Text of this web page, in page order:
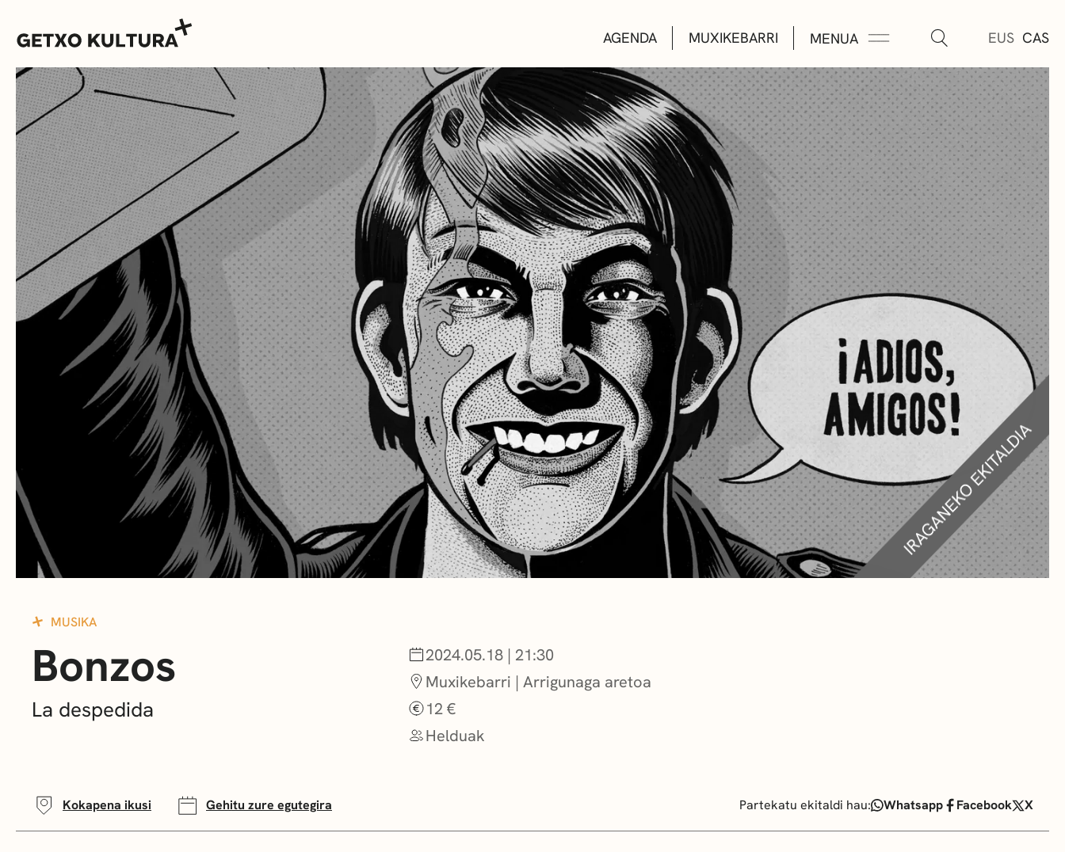
AGENDA MUXIKEBARRI MENUA EUS CAS
AGENDA
MUXIKEBARRI
KONTAKTUA
SARRERAK
KULTUR ETXEAK
LIBURUTEGIAK
MUSIKA ESKOLA
DEIALDIAK
BERRIAK
GETXO KULTURA
KULTUR ELKARTEAK
MUSIKA
Bonzos
La despedida
2024.05.18 | 21:30
Muxikebarri | Arrigunaga aretoa
12 €
Helduak
Kokapena ikusi Gehitu zure egutegira Partekatu ekitaldi hau: Whatsapp Facebook X